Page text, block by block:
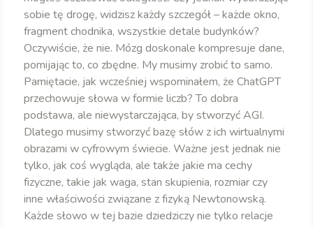
sobie tę drogę, widzisz każdy szczegół – każde okno,
fragment chodnika, wszystkie detale budynków?
Oczywiście, że nie. Mózg doskonale kompresuje dane,
pomijając to, co zbędne. My musimy zrobić to samo.
Pamiętacie, jak wcześniej wspominałem, że ChatGPT
przechowuje słowa w formie liczb? To dobra
podstawa, ale niewystarczająca, by stworzyć AGI.
Dlatego musimy stworzyć bazę słów z ich wirtualnymi
obrazami w cyfrowym świecie. Ważne jest jednak nie
tylko, jak coś wygląda, ale także jakie ma cechy
fizyczne, takie jak waga, stan skupienia, rozmiar czy
inne właściwości związane z fizyką Newtonowską.
Każde słowo w tej bazie dziedziczy nie tylko relacje